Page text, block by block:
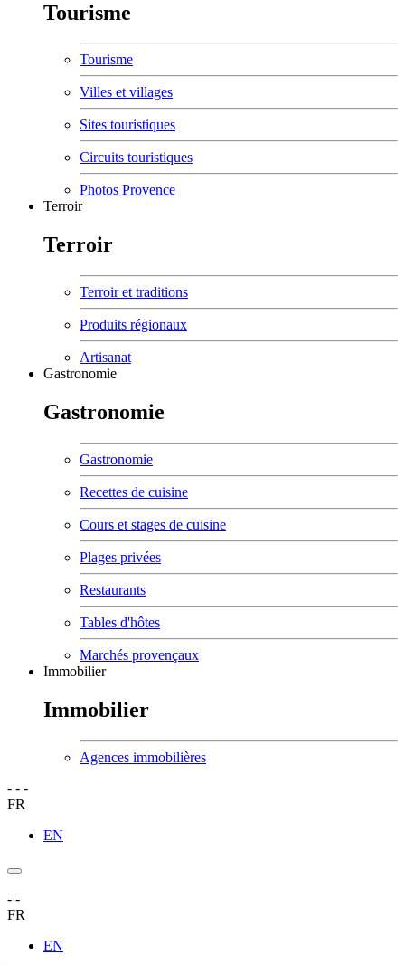
Tourisme
Tourisme
Villes et villages
Sites touristiques
Circuits touristiques
Photos Provence
Terroir
Terroir
Terroir et traditions
Produits régionaux
Artisanat
Gastronomie
Gastronomie
Gastronomie
Recettes de cuisine
Cours et stages de cuisine
Plages privées
Restaurants
Tables d'hôtes
Marchés provençaux
Immobilier
Immobilier
Agences immobilières
- - -
FR
EN
- -
FR
EN